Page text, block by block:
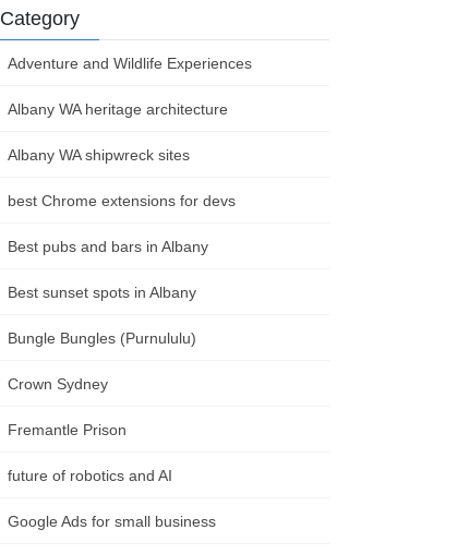
Category
Adventure and Wildlife Experiences
Albany WA heritage architecture
Albany WA shipwreck sites
best Chrome extensions for devs
Best pubs and bars in Albany
Best sunset spots in Albany
Bungle Bungles (Purnululu)
Crown Sydney
Fremantle Prison
future of robotics and AI
Google Ads for small business